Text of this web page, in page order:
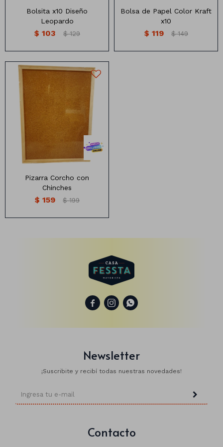
Bolsita x10 Diseño
Leopardo
$ 103 $ 129
Bolsa de Papel Color Kraft
x10
$ 119 $ 149
Pizarra de corcho con
chinches
Pizarra Corcho con
Chinches
$ 159 $ 199
  
Contacto
Newsletter
¡Suscribite y recibí todas nuestras novedades!
Pizarras